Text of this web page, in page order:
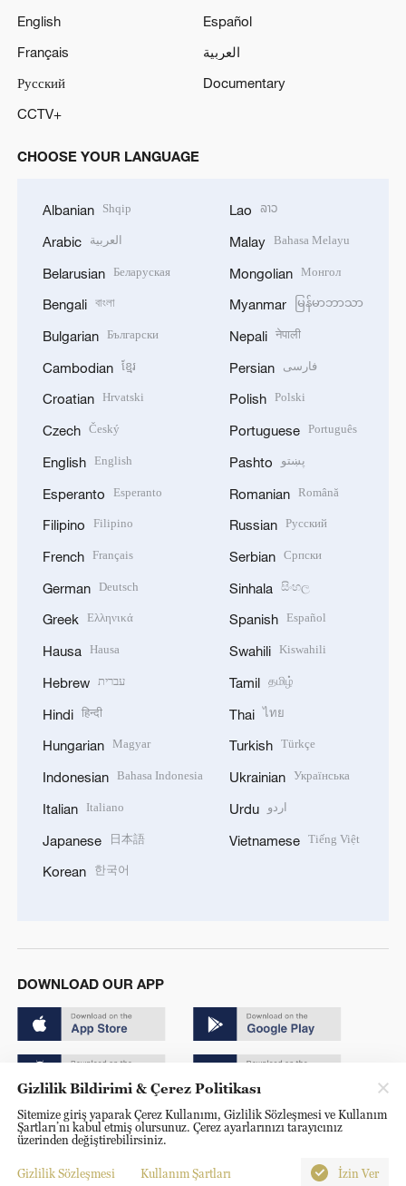
English
Español
Français
العربية
Русский
Documentary
CCTV+
CHOOSE YOUR LANGUAGE
Albanian Shqip
Arabic العربية
Belarusian Беларуская
Bengali বাংলা
Bulgarian Български
Cambodian ខ្មែរ
Croatian Hrvatski
Czech Český
English English
Esperanto Esperanto
Filipino Filipino
French Français
German Deutsch
Greek Ελληνικά
Hausa Hausa
Hebrew עברית
Hindi हिन्दी
Hungarian Magyar
Indonesian Bahasa Indonesia
Italian Italiano
Japanese 日本語
Korean 한국어
Lao ລາວ
Malay Bahasa Melayu
Mongolian Монгол
Myanmar မြန်မာဘာသာ
Nepali नेपाली
Persian فارسی
Polish Polski
Portuguese Português
Pashto پښتو
Romanian Română
Russian Русский
Serbian Српски
Sinhala සිංහල
Spanish Español
Swahili Kiswahili
Tamil தமிழ்
Thai ไทย
Turkish Türkçe
Ukrainian Українська
Urdu اردو
Vietnamese Tiếng Việt
DOWNLOAD OUR APP
Copyright © 2024 CGTN.
京ICP备20000184号
京公网安备 11010502050052号
Gizlilik Bildirimi & Çerez Politikası
Sitemize giriş yaparak Çerez Kullanımı, Gizlilik Sözleşmesi ve Kullanım
Şartları’nı kabul etmiş olursunuz. Çerez ayarlarınızı tarayıcınız
üzerinden değiştirebilirsiniz.
Gizlilik Sözleşmesi Kullanım Şartları İzin Ver